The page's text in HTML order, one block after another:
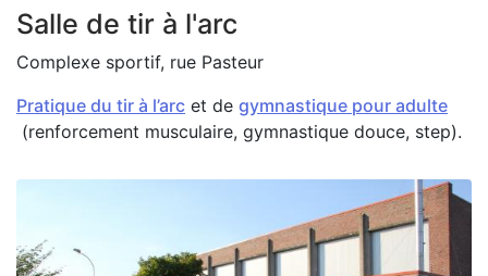
Salle de tir à l'arc
Complexe sportif, rue Pasteur
Pratique du tir à l’arc et de gymnastique pour adulte
(renforcement musculaire, gymnastique douce, step).